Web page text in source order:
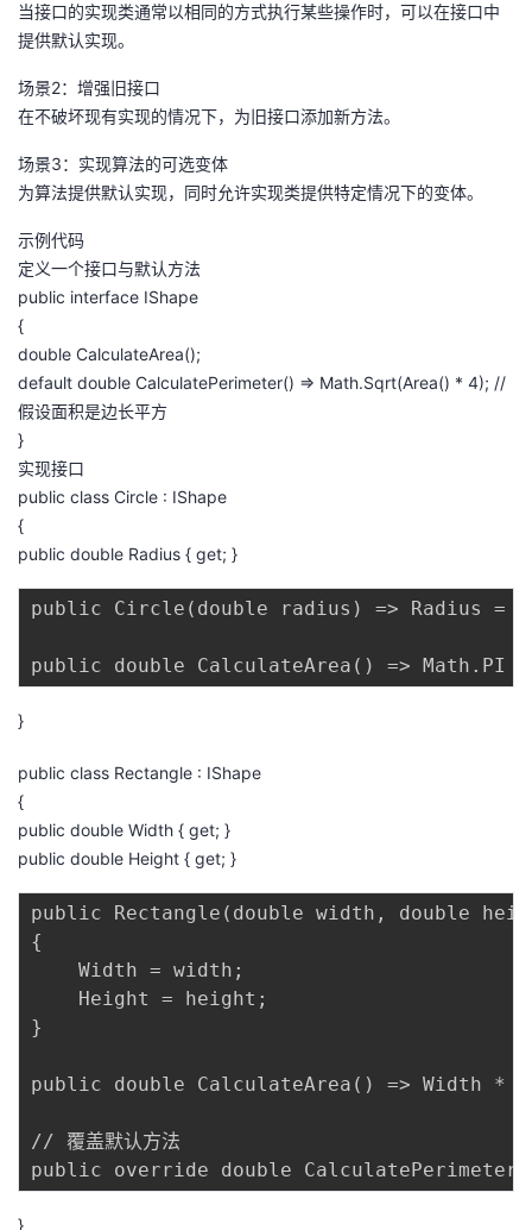
子
直
的
动
我
关
注
课
的
我
验
收
藏
术
持
云
建
议
当接口的实现类通常以相同的方式执行某些操作时，可以在接口中
提供默认实现。
场景2：增强旧接口
在不破坏现有实现的情况下，为旧接口添加新方法。
场景3：实现算法的可选变体
为算法提供默认实现，同时允许实现类提供特定情况下的变体。
示例代码
定义一个接口与默认方法
public interface IShape
{
double CalculateArea();
default double CalculatePerimeter() => Math.Sqrt(Area() * 4); //
假设面积是边长平方
}
实现接口
public class Circle : IShape
{
public double Radius { get; }
public Circle(double radius) => Radius =
}
public class Rectangle : IShape
{
public double Width { get; }
public double Height { get; }
public Rectangle(double width, double
{
    Width = width;
    Height = height;
}
public double CalculateArea() => Width *
// 覆盖默认方法
}